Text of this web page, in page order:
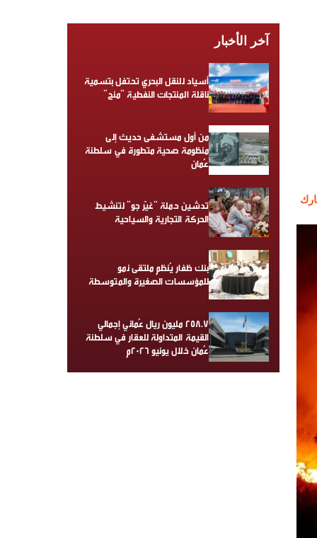
آخر الأخبار
أسياد للنقل البحري تحتفل بتسمية
ناقلة المنتجات النفطية “منح”
من أول مستشفى حديث إلى
منظومة صحية متطورة في سلطنة
عُمان
تدشين حملة “غيّر جو” لتنشيط
الحركة التجارية والسياحية
بنك ظفار يُنظم ملتقى نمو
للمؤسسات الصغيرة والمتوسطة
258.7 مليون ريال عُماني إجمالي
القيمة المتداولة للعقار في سلطنة
عُمان خلال يونيو 2026م